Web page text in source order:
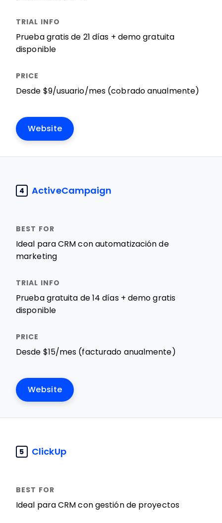
Prueba gratis de 21 días + demo gratuita
disponible
Desde $9/usuario/mes (cobrado anualmente)
Website
4 ActiveCampaign
Ideal para CRM con automatización de
marketing
Prueba gratuita de 14 días + demo gratis
disponible
Desde $15/mes (facturado anualmente)
Website
5 ClickUp
Ideal para CRM con gestión de proyectos